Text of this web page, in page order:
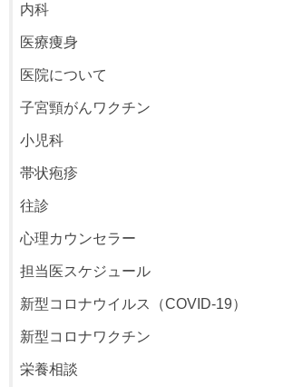
内科
医療痩身
医院について
子宮頸がんワクチン
小児科
帯状疱疹
往診
心理カウンセラー
担当医スケジュール
新型コロナウイルス（COVID-19）
新型コロナワクチン
栄養相談